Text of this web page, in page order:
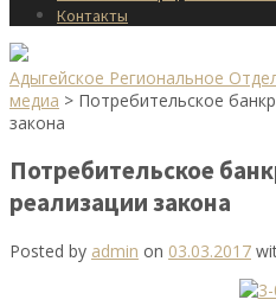
Контакты
Адыгейское Региональное
медиа > Потребительское
закона
Потребительское
реализации закона
Posted by admin on 03.03.2017